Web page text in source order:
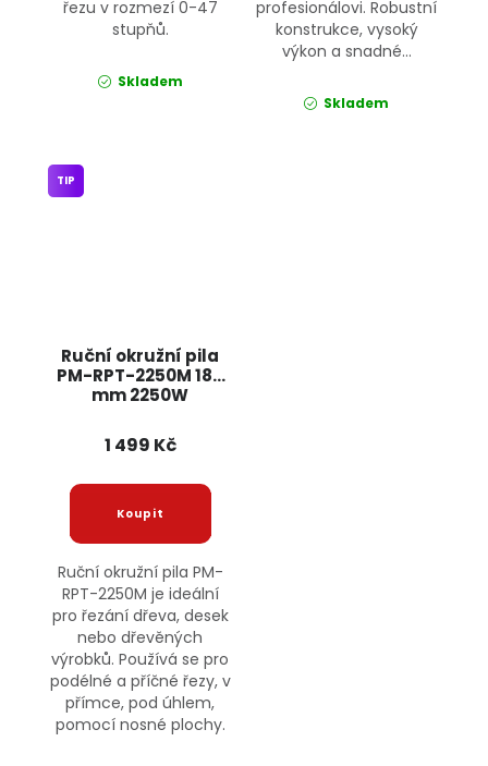
řezu v rozmezí 0-47
stupňů.
Skladem
profesionálovi. Robustní
konstrukce, vysoký
výkon a snadné...
Skladem
Ruční okružní pila
PM-RPT-2250M 185
mm 2250W
TIP
1 499 Kč
Ruční okružní pila PM-
RPT-2250M je ideální
pro řezání dřeva, desek
nebo dřevěných
výrobků. Používá se pro
podélné a příčné řezy, v
přímce, pod úhlem,
pomocí nosné plochy.